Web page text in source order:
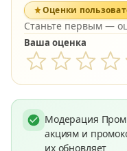
Оценки
Станьте первым —
Ваша оценка
Модерация
акциям и
их обновляет